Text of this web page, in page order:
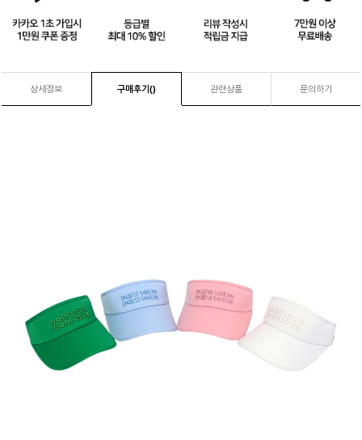
상세정보 구매후기() 관련상품 문의하기